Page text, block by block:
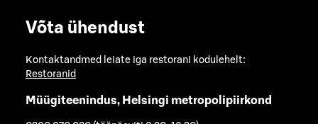
Võta ühendust
Kontaktandmed leiate iga restorani kodulehelt:
Restoranid
Müügiteenindus, Helsingi metropolipiirkond